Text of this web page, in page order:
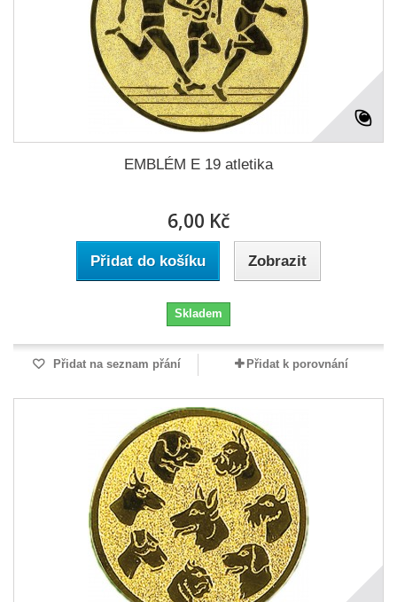
EMBLÉM E 19 atletika
6,00 Kč
Přidat do košíku Zobrazit
Skladem
Přidat na seznam přání Přidat k porovnání